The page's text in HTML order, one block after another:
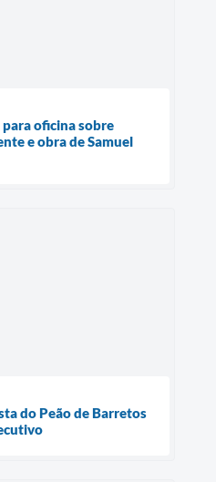
oficina sobre
e obra de Samuel
do Peão de Barretos